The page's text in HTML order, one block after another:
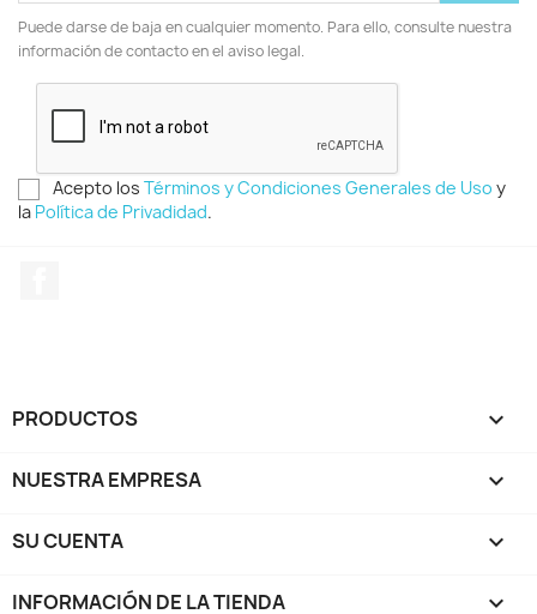
Puede darse de baja en cualquier momento. Para ello, consulte nuestra
información de contacto en el aviso legal.
Acepto los Términos y Condiciones Generales de Uso y
la Política de Privadidad.
PRODUCTOS 
NUESTRA EMPRESA 
SU CUENTA 
INFORMACIÓN DE LA TIENDA keyboard_arrow_down